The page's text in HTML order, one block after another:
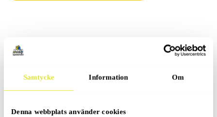
Samtycke Information Om
Denna webbplats använder cookies
Produktbeskrivning